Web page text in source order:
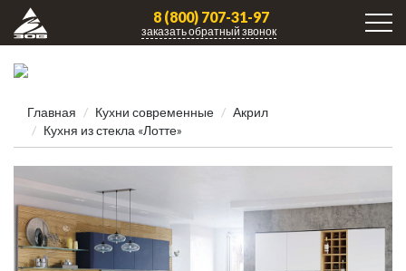
8 (800) 707-31-97
заказать обратный звонок
Главная Кухни современные
Акрил
Кухня из стекла «Лотте»